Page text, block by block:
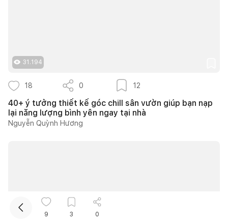
31.194
18 0 12
40+ ý tưởng thiết kế góc chill sân vườn giúp bạn nạp
lại năng lượng bình yên ngay tại nhà
Nguyễn Quỳnh Hương
9 3 0
Kết nối thiết kế, thi công